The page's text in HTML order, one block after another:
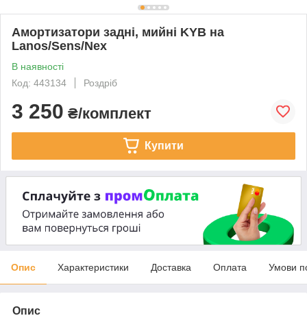
Амортизатори задні, мийні KYB на
Lanos/Sens/Nex
В наявності
Код: 443134
Роздріб
3 250 ₴/комплект
Купити
Опис Характеристики Доставка Оплата Умови
Опис